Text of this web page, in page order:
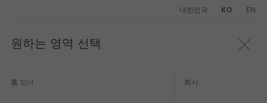
원하는 영역 선택
홈 오너 회사
대한민국 KO EN